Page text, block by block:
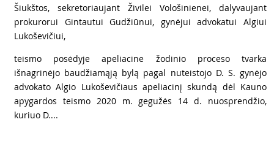
Šiukštos, sekretoriaujant Živilei Vološinienei, dalyvaujant
prokurorui Gintautui Gudžiūnui, gynėjui advokatui Algiui
Lukoševičiui,
teismo posėdyje apeliacine žodinio proceso tvarka
išnagrinėjo baudžiamąją bylą pagal nuteistojo D. S. gynėjo
advokato Algio Lukoševičiaus apeliacinį skundą dėl Kauno
apygardos teismo 2020 m. gegužės 14 d. nuosprendžio,
kuriuo D....